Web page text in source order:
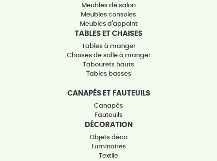
Meubles de salon
Meubles consoles
Meubles d'appoint
TABLES ET CHAISES
Tables à manger
Chaises de salle à manger
Tabourets hauts
Tables basses
CANAPÉS ET FAUTEUILS
Canapés
Fauteuils
DÉCORATION
Objets déco
Luminaires
Textile